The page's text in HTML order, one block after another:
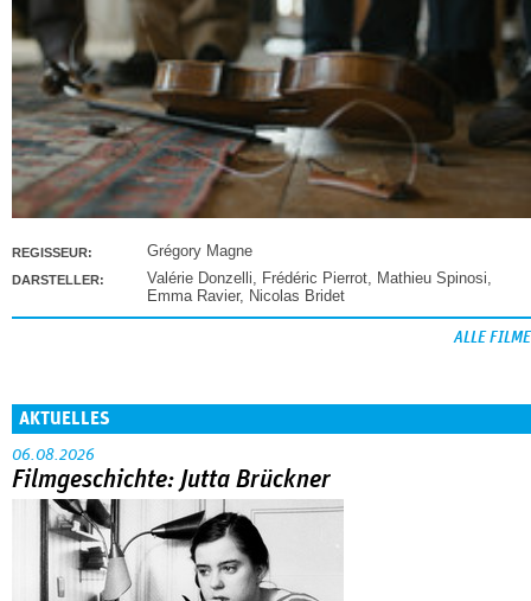
REGISSEUR: Grégory Magne
DARSTELLER: Valérie Donzelli, Frédéric Pierrot, Mathieu Spinosi,
Emma Ravier, Nicolas Bridet
ALLE FILME
AKTUELLES
06.08.2026
Filmgeschichte: Jutta Brückner